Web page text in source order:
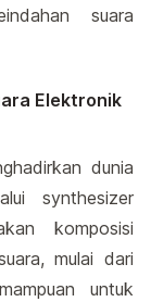
suara
Elektronik
dunia
synthesizer
komposisi
mulai dari
untuk